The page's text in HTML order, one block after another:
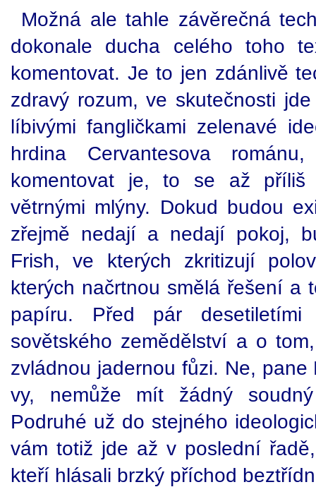
Možná ale tahle závěrečná
dokonale ducha celého toho
komentovat. Je to jen zdánlivě
zdravý rozum, ve skutečnosti
líbivými fangličkami zelenavé
hrdina Cervantesova
komentovat je, to se až příliš
větrnými mlýny. Dokud budou
zřejmě nedají a nedají pokoj,
Frish, ve kterých zkritizují
kterých načrtnou smělá řešení a
papíru. Před pár
sovětského zemědělství a o
zvládnou jadernou fůzi. Ne,
vy, nemůže mít žádný
Podruhé už do stejného
vám totiž jde až v poslední
kteří hlásali brzký příchod